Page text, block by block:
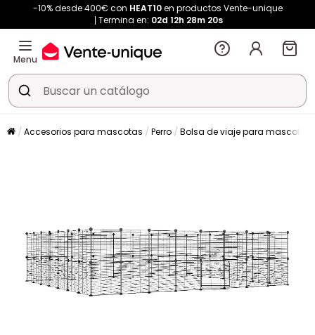
-10% desde 400€ con HEAT10en productos Vente-unique
Termina en: 02d 12h 28m 20s
Menu
Accesorios para mascotas Perro Bolsa de viaje para mascotas